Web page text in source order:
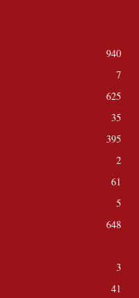
940
7
625
35
395
2
61
5
648
3
41